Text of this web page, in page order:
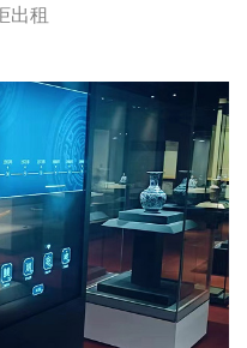
出租